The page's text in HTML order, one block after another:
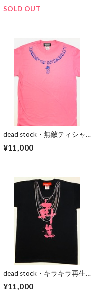
SOLD OUT
dead stock・無敵ティシャ
¥11,000
dead stock・キラキラ再生
ティシャツ
¥11,000